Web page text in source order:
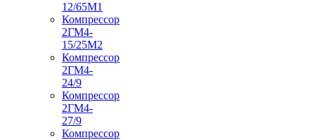
12/65М1
Компрессор
2ГМ4-
15/25М2
Компрессор
2ГМ4-
24/9
Компрессор
2ГМ4-
27/9
Компрессор